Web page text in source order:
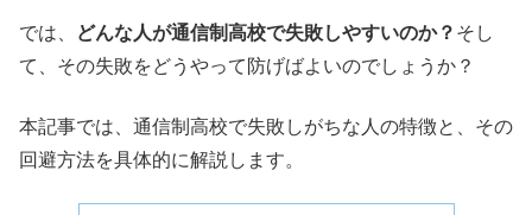
では、 どんな人が通信制高校で失敗しやすいのか？ そし
て、その失敗をどうやって防げばよいのでしょうか？
本記事では、通信制高校で失敗しがちな人の特徴と、その
回避方法を具体的に解説します。